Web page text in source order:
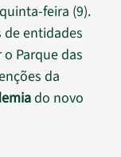
feira (9).
de entidades
Parque das
da
do novo